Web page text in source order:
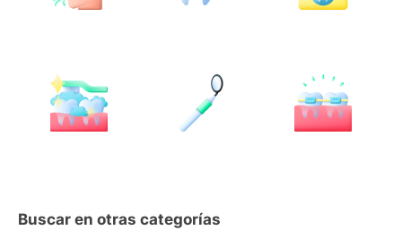
Buscar en otras categorías